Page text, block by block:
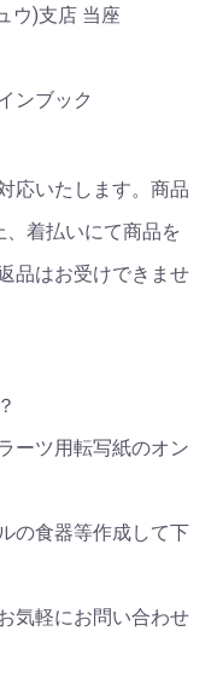
ウ)支店 当座
ンブック
応いたします。商品
着払いにて商品を
品はお受けできませ
ーツ用転写紙のオン
の食器等作成して下
気軽にお問い合わせ